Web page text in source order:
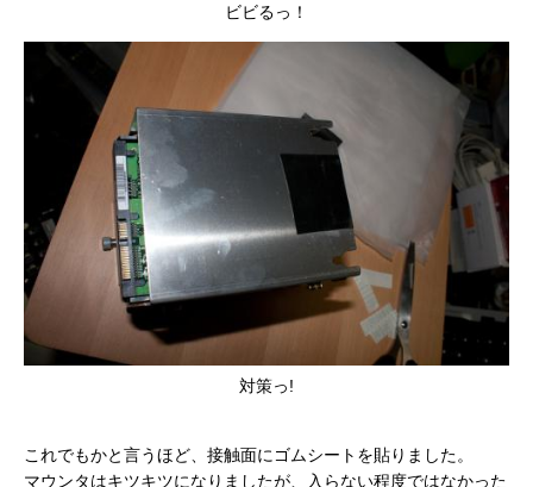
ビビるっ！
対策っ!
これでもかと言うほど、接触面にゴムシートを貼りました。
マウンタはキツキツになりましたが、入らない程度ではなかった